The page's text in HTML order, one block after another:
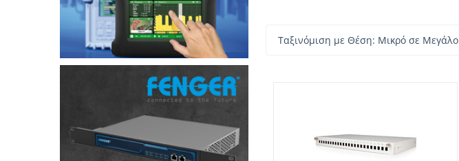
Ταξινόμιση με Θέση: Μικρό σε Μεγάλο